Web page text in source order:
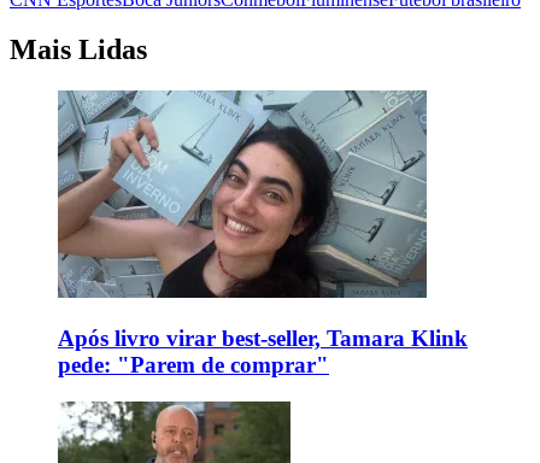
Mais Lidas
Após livro virar best-seller, Tamara Klink
pede: "Parem de comprar"